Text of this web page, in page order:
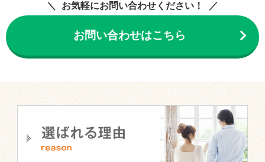
お気軽にお問い合わせください！
お問い合わせはこちら